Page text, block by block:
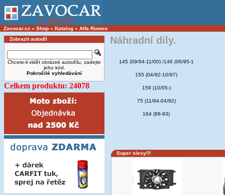
Zavocar.cz » Shop » Katalog » Alfa Romeo
Zobrazit autodíl
Chcete-li vidět obrázek autodílu, zadejte
jeho kód.
Pokročilé vyhledávání
Celkem produktu: 24078
Náhradní díly.
145 (09/94-11/00) /146 (06/95-1
155 (04/92-10/97)
159 (10/05-)
75 (11/84-04/92)
164 (88-93)
Super slevy!!!